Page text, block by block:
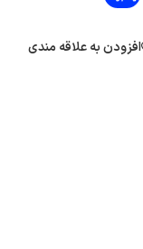
افزودن به علاقه مندی